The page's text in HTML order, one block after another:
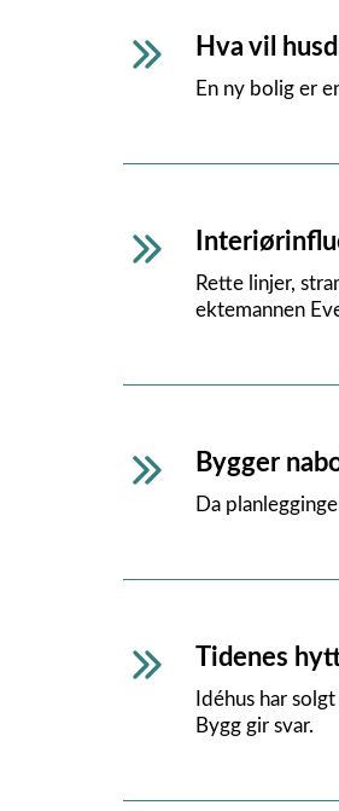
Hva vil
En ny bolig er
Rette linjer,
ektemannen
Bygger
Da
Tidenes
Idéhus har
Bygg gir svar.